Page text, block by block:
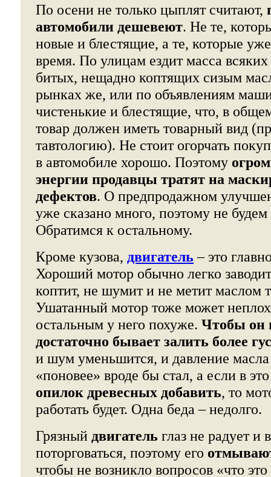
По осени не только цыплят считают,
автомобили дешевеют. Не те,
новые и блестящие, а те, которые
время. По улицам ездит масса
битых, нещадно коптящих сизым
рынках же, или по объявлениям
чистенькие и блестящие, что, в
товар должен иметь товарный вид
тавтологию). Не стоит огорчать
в автомобиле хорошо. Поэтому
энергии продавцы тратят на
дефектов. О предпродажном
уже сказано много, поэтому не будем
Обратимся к остальному.
Кроме кузова, двигатель – это
Хороший мотор обычно легко
коптит, не шумит и не метит маслом
Ушатанный мотор тоже может
остальным у него похуже. Чтобы он
достаточно бывает залить более
и шум уменьшится, и давление масла
«поновее» вроде бы стал, а если в
опилок древесных добавить, то
работать будет. Одна беда – недолго.
Грязный двигатель глаз не радует и
поторговаться, поэтому его
чтобы не возникло вопросов «что